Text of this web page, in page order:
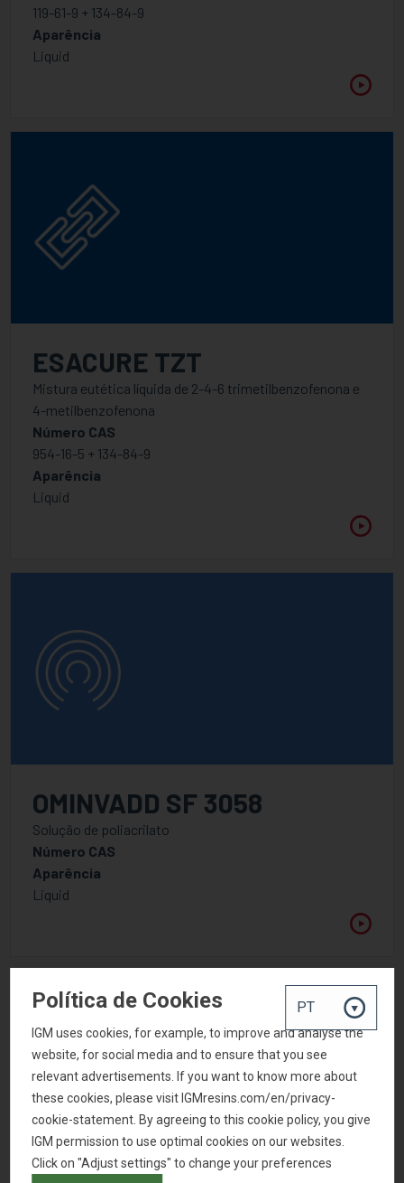
119-61-9 + 134-84-9
Aparência
Liquid
ESACURE TZT
Mistura eutética líquida de 2-4-6 trimetilbenzofenona e
4-metilbenzofenona
Número CAS
954-16-5 + 134-84-9
Aparência
Liquid
OMINVADD SF 3058
Solução de poliacrilato
Número CAS
Aparência
Liquid
Política de Cookies
IGM uses cookies, for example, to improve and analyse the
website, for social media and to ensure that you see
relevant advertisements. If you want to know more about
these cookies, please visit IGMresins.com/en/privacy-
cookie-statement. By agreeing to this cookie policy, you give
IGM permission to use optimal cookies on our websites.
Click on "Adjust settings" to change your preferences